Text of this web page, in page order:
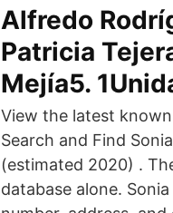
Alfredo
Patricia
Mejía5.
View the latest
Search and Find
(estimated 2020) .
database alone.